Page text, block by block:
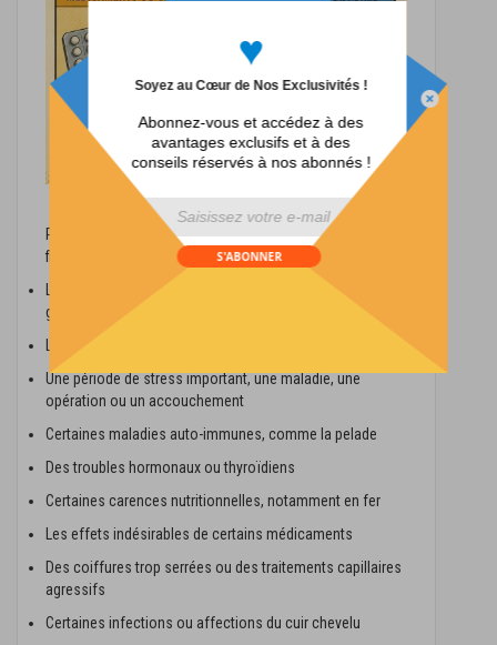
div id="mp-popup-template5">
♥
Soyez au Cœur de Nos Exclusivités !
Abonnez-vous et accédez à des
avantages exclusifs et à des
conseils réservés à nos abonnés !
S'ABONNER
Parmi les causes et facteurs fréquemment rencontrés
figurent notamment :
L’alopécie androgénétique, principalement liée à la
génétique et aux hormones
Le vieillissement naturel
Une période de stress important, une maladie, une
opération ou un accouchement
Certaines maladies auto-immunes, comme la pelade
Des troubles hormonaux ou thyroïdiens
Certaines carences nutritionnelles, notamment en fer
Les effets indésirables de certains médicaments
Des coiffures trop serrées ou des traitements capillaires
agressifs
Certaines infections ou affections du cuir chevelu